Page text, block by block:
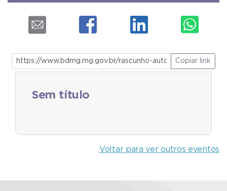
Copiar link
Sem título
Voltar para ver outros eventos